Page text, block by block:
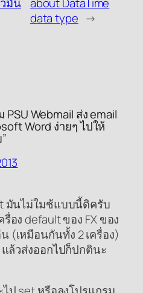
data type →
Webmail ส่ง email
Word ง่ายๆ ไปให้
มันไม่ใมช้แบบนี้ดิครับ
รื่อง default ของ FX ของ
(เหมือนกันทั้ง 2 เครื่อง)
ล้วส่งออกไปก็ปกตินะ